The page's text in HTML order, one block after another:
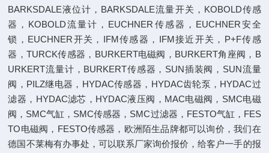
BARKSDALE液位计，BARKSDALE流量开关，KOBOLD传感
器，KOBOLD流量计，EUCHNER传感器，EUCHNER安全
锁，EUCHNER开关，IFM传感器，IFM接近开关，P+F传感
器，TURCK传感器，BURKERT电磁阀，BURKERT角座阀，B
URKERT流量计，BURKERT传感器，SUN插装阀，SUN流量
阀，PILZ继电器，HYDAC传感器，HYDAC齿轮泵，HYDAC过
滤器，HYDAC滤芯，HYDAC液压阀，MAC电磁阀，SMC电磁
阀，SMC气缸，SMC传感器，SMC过滤器，FESTO气缸，FES
TO电磁阀，FESTO传感器，欧洲陌生品牌都可以询价，我们在
德国不莱梅有办事处，可以联系厂家询价报价，给客户一手的报